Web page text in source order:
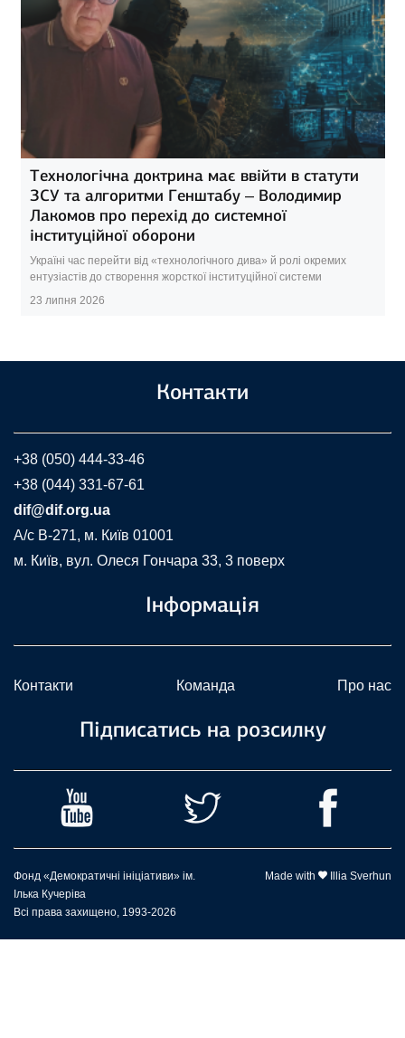
Технологічна доктрина має ввійти в статути
ЗСУ та алгоритми Генштабу – Володимир
Лакомов про перехід до системної
інституційної оборони
Україні час перейти від «технологічного дива» й ролі окремих
ентузіастів до створення жорсткої інституційної системи
23 липня 2026
Контакти
+38 (050) 444-33-46
+38 (044) 331-67-61
dif@dif.org.ua
A/c В-271, м. Київ 01001
м. Київ, вул. Олеся Гончара 33, 3 поверх
Інформація
Контакти Команда Про нас
Підписатись на розсилку
Фонд «Демократичні ініціативи» ім.
Ілька Кучеріва
Всі права захищено, 1993-2026
Made with Illia Sverhun